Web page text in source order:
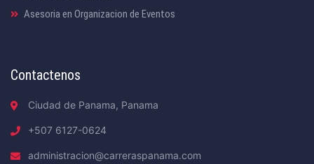
Asesoria en Organizacion de Eventos
Contactenos
Ciudad de Panama, Panama
+507 6127-0624
administracion@carreraspanama.com